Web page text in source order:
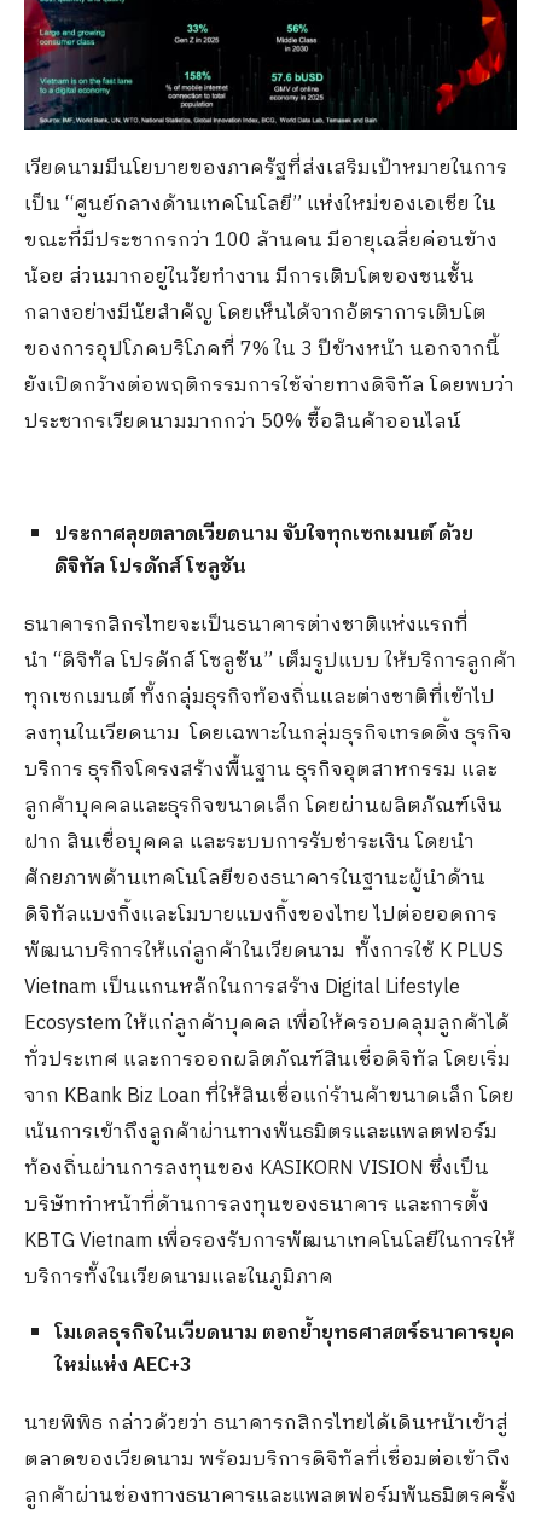
เวียดนามมีนโยบายของภาครัฐที่ส่งเสริมเป้าหมายในการ
เป็น “ศูนย์กลางด้านเทคโนโลยี” แห่งใหม่ของเอเชีย ใน
ขณะที่มีประชากรกว่า 100 ล้านคน มีอายุเฉลี่ยค่อนข้าง
น้อย ส่วนมากอยู่ในวัยทำงาน มีการเติบโตของชนชั้น
กลางอย่างมีนัยสำคัญ โดยเห็นได้จากอัตราการเติบโต
ของการอุปโภคบริโภคที่ 7% ใน 3 ปีข้างหน้า นอกจากนี้
ยังเปิดกว้างต่อพฤติกรรมการใช้จ่ายทางดิจิทัล โดยพบว่า
ประชากรเวียดนามมากกว่า 50% ซื้อสินค้าออนไลน์
ประกาศลุยตลาดเวียดนาม จับใจทุกเซกเมนต์ ด้วย
ดิจิทัล โปรดักส์ โซลูชัน
ธนาคารกสิกรไทยจะเป็นธนาคารต่างชาติแห่งแรกที่
นำ “ดิจิทัล โปรดักส์ โซลูชัน” เต็มรูปแบบ ให้บริการลูกค้า
ทุกเซกเมนต์ ทั้งกลุ่มธุรกิจท้องถิ่นและต่างชาติที่เข้าไป
ลงทุนในเวียดนาม โดยเฉพาะในกลุ่มธุรกิจเทรดดิ้ง ธุรกิจ
บริการ ธุรกิจโครงสร้างพื้นฐาน ธุรกิจอุตสาหกรรม และ
ลูกค้าบุคคลและธุรกิจขนาดเล็ก โดยผ่านผลิตภัณฑ์เงิน
ฝาก สินเชื่อบุคคล และระบบการรับชำระเงิน โดยนำ
ศักยภาพด้านเทคโนโลยีของธนาคารในฐานะผู้นำด้าน
ดิจิทัลแบงกิ้งและโมบายแบงกิ้งของไทย ไปต่อยอดการ
พัฒนาบริการให้แก่ลูกค้าในเวียดนาม ทั้งการใช้ K PLUS
Vietnam เป็นแกนหลักในการสร้าง Digital Lifestyle
Ecosystem ให้แก่ลูกค้าบุคคล เพื่อให้ครอบคลุมลูกค้าได้
ทั่วประเทศ และการออกผลิตภัณฑ์สินเชื่อดิจิทัล โดยเริ่ม
จาก KBank Biz Loan ที่ให้สินเชื่อแก่ร้านค้าขนาดเล็ก โดย
เน้นการเข้าถึงลูกค้าผ่านทางพันธมิตรและแพลตฟอร์ม
ท้องถิ่นผ่านการลงทุนของ KASIKORN VISION ซึ่งเป็น
บริษัททำหน้าที่ด้านการลงทุนของธนาคาร และการตั้ง
KBTG Vietnam เพื่อรองรับการพัฒนาเทคโนโลยีในการให้
บริการทั้งในเวียดนามและในภูมิภาค
โมเดลธุรกิจในเวียดนาม ตอกย้ำยุทธศาสตร์ธนาคารยุค
ใหม่แห่งAEC+3
นายพิพิธ กล่าวด้วยว่า ธนาคารกสิกรไทยได้เดินหน้าเข้าสู่
ตลาดของเวียดนาม พร้อมบริการดิจิทัลที่เชื่อมต่อเข้าถึง
ลูกค้าผ่านช่องทางธนาคารและแพลตฟอร์มพันธมิตรครั้ง